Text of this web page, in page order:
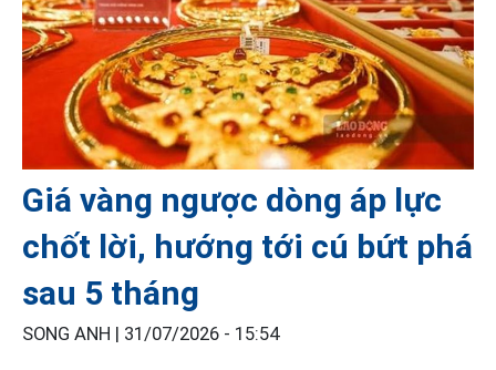
Giá vàng ngược dòng áp lực
chốt lời, hướng tới cú bứt phá
sau 5 tháng
SONG ANH | 31/07/2026 - 15:54